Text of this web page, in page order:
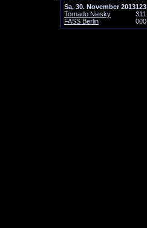
Sa, 30. November 2013123
Tornado Niesky
31 1
FASS Berlin
000